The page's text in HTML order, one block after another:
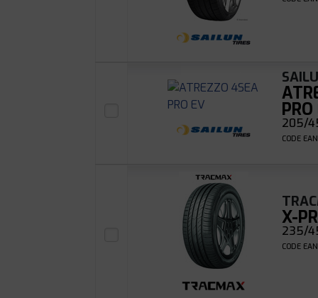
205/
CODE
X-
235/
CODE